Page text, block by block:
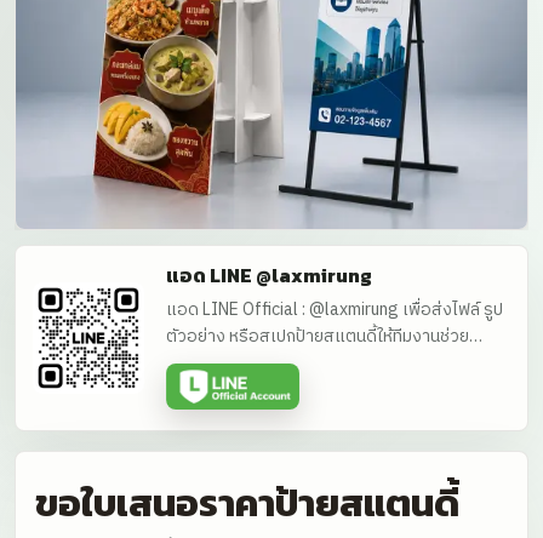
แอด LINE @laxmirung
แอด LINE Official : @laxmirung เพื่อส่งไฟล์ รูป
ตัวอย่าง หรือสเปกป้ายสแตนดี้ให้ทีมงานช่วย
ประเมินราคาได้โดยตรง
ขอใบเสนอราคาป้ายสแตนดี้